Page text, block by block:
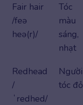
Fair hair
/feə
heə(r)/
Tóc
màu
sáng,
nhạt
Redhead
/
ˈredhed/
Người
tóc đỏ